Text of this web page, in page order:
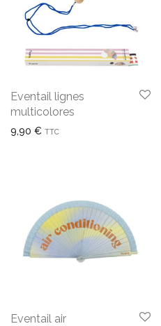
Eventail lignes
multicolores
9,90 € TTC
Eventail air